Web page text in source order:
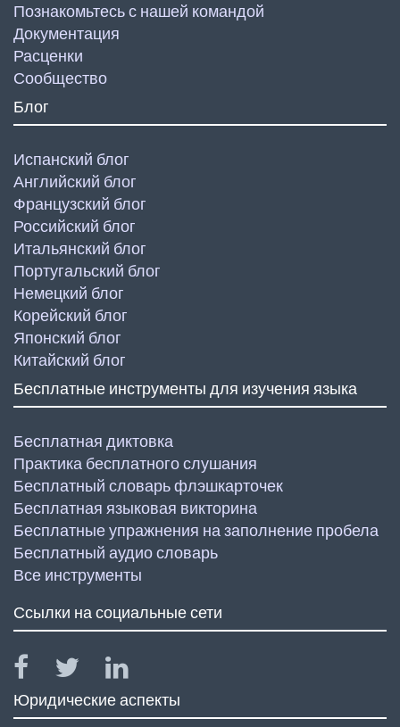
Познакомьтесь с нашей командой
Документация
Расценки
Сообщество
Блог
Испанский блог
Английский блог
Французский блог
Российский блог
Итальянский блог
Португальский блог
Немецкий блог
Корейский блог
Японский блог
Китайский блог
Бесплатные инструменты для изучения языка
Бесплатная диктовка
Практика бесплатного слушания
Бесплатный словарь флэшкарточек
Бесплатная языковая викторина
Бесплатные упражнения на заполнение пробела
Бесплатный аудио словарь
Все инструменты
Ссылки на социальные сети
Юридические аспекты